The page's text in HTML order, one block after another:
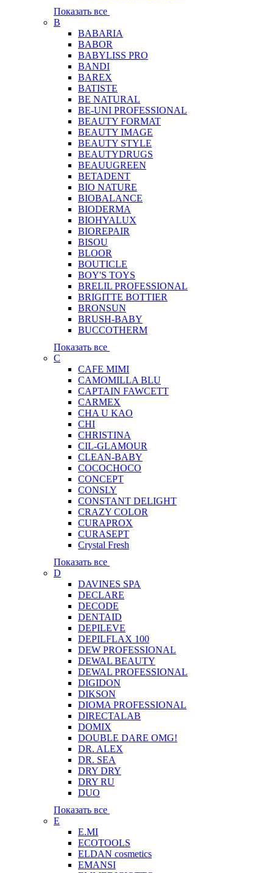
Показать все
B
BABARIA
BABOR
BABYLISS PRO
BANDI
BAREX
BATISTE
BE NATURAL
BE-UNI PROFESSIONAL
BEAUTY FORMAT
BEAUTY IMAGE
BEAUTY STYLE
BEAUTYDRUGS
BEAUUGREEN
BETADENT
BIO NATURE
BIOBALANCE
BIODERMA
BIOHYALUX
BIOREPAIR
BISOU
BLOOR
BOUTICLE
BOY'S TOYS
BRELIL PROFESSIONAL
BRIGITTE BOTTIER
BRONSUN
BRUSH-BABY
BUCCOTHERM
Показать все
C
CAFE MIMI
CAMOMILLA BLU
CAPTAIN FAWCETT
CARMEX
CHA U KAO
CHI
CHRISTINA
CIL-GLAMOUR
CLEAN-BABY
COCOCHOCO
CONCEPT
CONSLY
CONSTANT DELIGHT
CRAZY COLOR
CURAPROX
CURASEPT
Crystal Fresh
Показать все
D
DAVINES SPA
DECLARE
DECODE
DENTAID
DEPILEVE
DEPILFLAX 100
DEW PROFESSIONAL
DEWAL BEAUTY
DEWAL PROFESSIONAL
DIGIDON
DIKSON
DIOMA PROFESSIONAL
DIRECTALAB
DOMIX
DOUBLE DARE OMG!
DR. ALEX
DR. SEA
DRY DRY
DRY RU
DUO
Показать все
E
E.MI
ECOTOOLS
ELDAN cosmetics
EMANSI